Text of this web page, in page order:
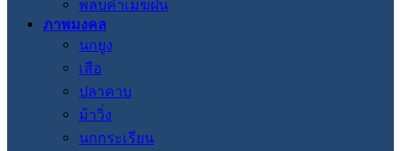
พลบค่ำเมฆฝน
ภาพมงคล
นกยูง
เสือ
ปลาคาบ
ม้าวิ่ง
นกกระเรียน